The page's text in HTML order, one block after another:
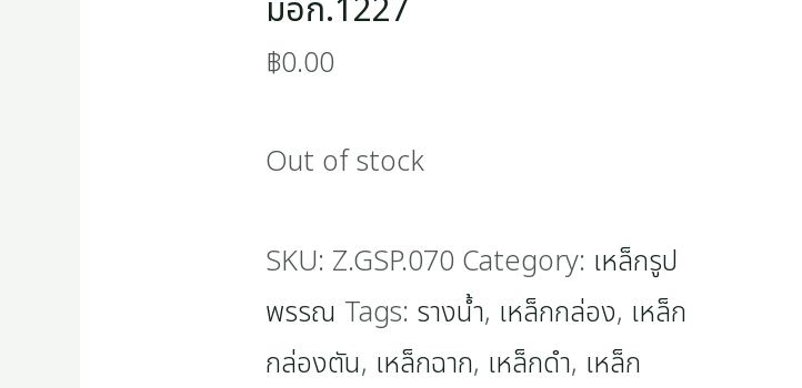
มอก.1227
฿0.00
Out of stock
SKU: Z.GSP.070 Category: เหล็กรูป
พรรณ Tags: รางน้ำ, เหล็กกล่อง, เหล็ก
กล่องตัน, เหล็กฉาก, เหล็กดำ, เหล็ก